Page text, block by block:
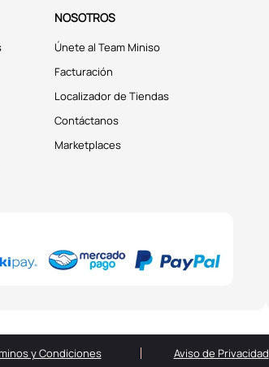
NOSOTROS
Únete al Team Miniso
Facturación
Localizador de Tiendas
Contáctanos
Marketplaces
y Condiciones Aviso de Privacidad